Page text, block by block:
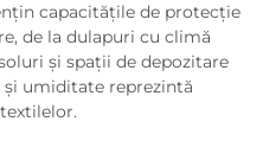
capacitățile de protecție
de la dulapuri cu climă
și spații de depozitare
umiditate reprezintă